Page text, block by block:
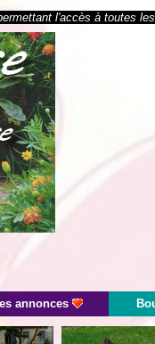
l'accès à toutes
annonces